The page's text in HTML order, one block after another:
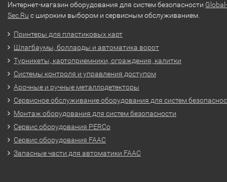
Интернет-магазин оборудования для систем безопасности Global-
Sec.Ru с широким выбором и сервисным обслуживанием.
Принтеры для пластиковых карт
Шлагбаумы, болларды и автоматика ворот
Турникеты, картоприемники, ограждения, калитки
Системы контроля и управления доступом
Арочные и ручные металлодетекторы
Сервисное обслуживание оборудования для систем
Монтаж оборудования для систем безопасности
Сервис оборудования PERCo
Сервис оборудования FAAC
Запасные части для автоматики FAAC